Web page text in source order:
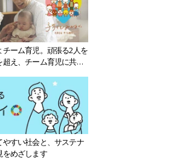
ーム育児。頑張る2人を
え、チーム育児に共感
すい社会と、サステナ
をめざします